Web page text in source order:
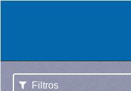
Filtros